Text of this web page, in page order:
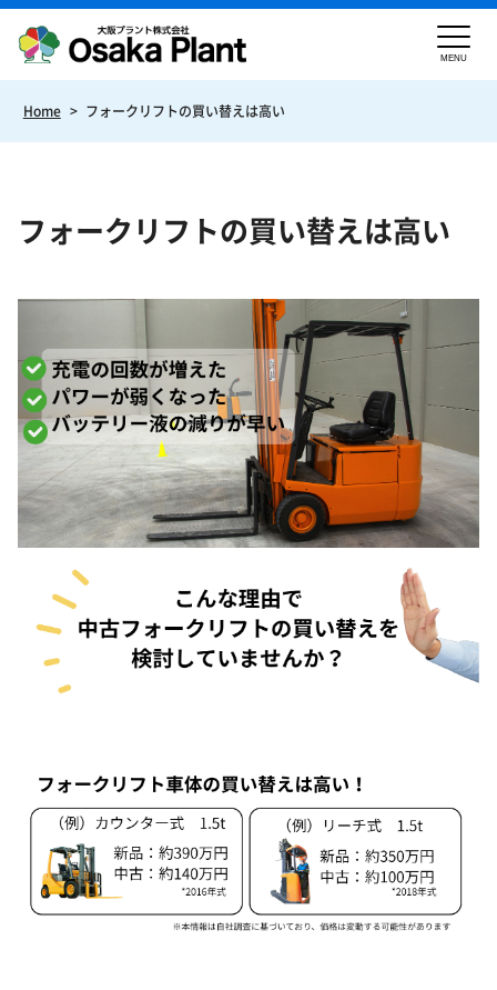
MENU
Home > フォークリフトの買い替えは高い
フォークリフトの買い替えは高い